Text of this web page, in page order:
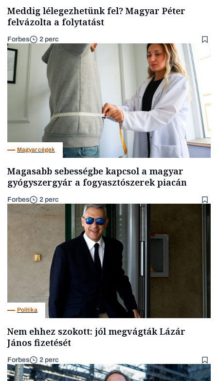
Meddig lélegezhetünk fel? Magyar Péter
felvázolta a folytatást
Forbes 2 perc
Magyar cégek
Magasabb sebességbe kapcsol a magyar
gyógyszergyár a fogyasztószerek piacán
Forbes 2 perc
Politika
Nem ehhez szokott: jól megvágták Lázár
János fizetését
Forbes 2 perc